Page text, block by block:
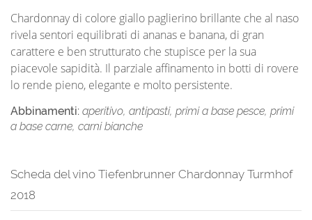
Chardonnay di colore giallo paglierino brillante che al naso
rivela sentori equilibrati di ananas e banana, di gran
carattere e ben strutturato che stupisce per la sua
piacevole sapidità. Il parziale affinamento in botti di rovere
lo rende pieno, elegante e molto persistente.
Abbinamenti: aperitivo, antipasti, primi a base pesce, primi
a base carne, carni bianche
Scheda del vino Tiefenbrunner Chardonnay Turmhof
2018